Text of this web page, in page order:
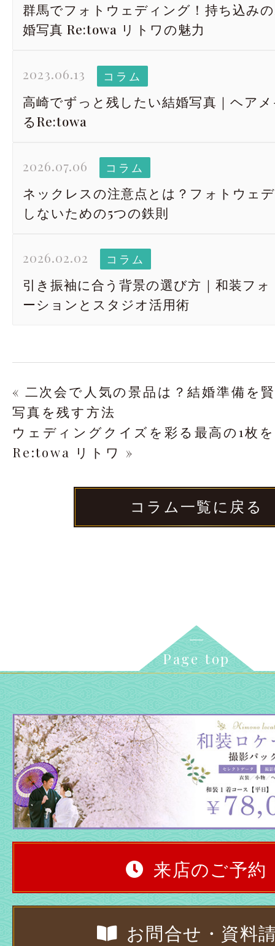
群馬でフォトウェディング！持ち込み
婚写真 Re:towa リトワの魅力
2023.06.13 コラム
高崎でずっと残したい結婚写真｜ヘア
るRe:towa
2026.07.06 コラム
ネックレスの注意点とは？フォトウェ
しないための5つの鉄則
2026.02.02 コラム
引き振袖に合う背景の選び方｜和装フ
ーションとスタジオ活用術
« 二次会で人気の景品は？結婚準備を
写真を残す方法
ウェディングクイズを彩る最高の1枚
Re:towa リトワ »
コラム一覧に戻る
Page top
来店のご予約
お問合せ・資料